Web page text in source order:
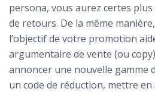
persona, vous aurez certes
de retours. De la même
l’objectif de votre promotion
argumentaire de vente (ou
annoncer une nouvelle gamme
un code de réduction, mettre